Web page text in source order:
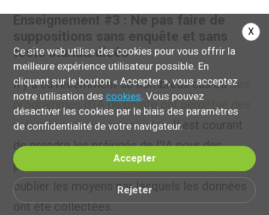
Enseignement #3 : Ne pas faire de
suppositions sans enquête et sans
tests standardisés
Il y a eu récemment de nombreux cas oùdes
programmes d'IA de pointe ont perpétué des
préjugés racistes ou sexistes. Il est courant
de prendre les préjugés de l'IA pour des
prédictions naturelles, mais il ne faut pas
oublier les moyens par lesquels les données
ont été collectées.
Ce site web utilise des cookies pour vous offrir la
meilleure expérience utilisateur possible. En
cliquant sur le bouton « Accepter », vous acceptez
notre utilisation des cookies. Vous pouvez
désactiver les cookies par le biais des paramètres
de confidentialité de votre navigateur.
Accepter
Rejeter
X